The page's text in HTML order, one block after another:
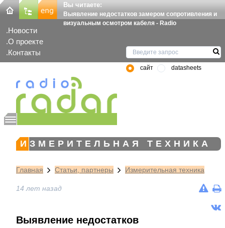
Вы читаете:
Выявление недостатков замером сопротивления и
визуальным осмотром кабеля - Radio
Новости
О проекте
Контакты
сайт datasheets
ИЗМЕРИТЕЛЬНАЯ ТЕХНИКА
Главная Статьи, партнеры Измерительная техника
14 лет назад
Выявление недостатков